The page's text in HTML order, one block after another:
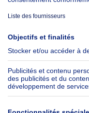
À propos
Immoweb
Presse
Emplois
Groupe Axel Springer
SeLoger.com
Immowelt.de